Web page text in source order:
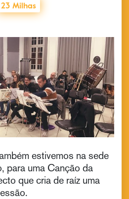
23 Milhas
estivemos na sede
para uma Canção da
que cria de raíz uma